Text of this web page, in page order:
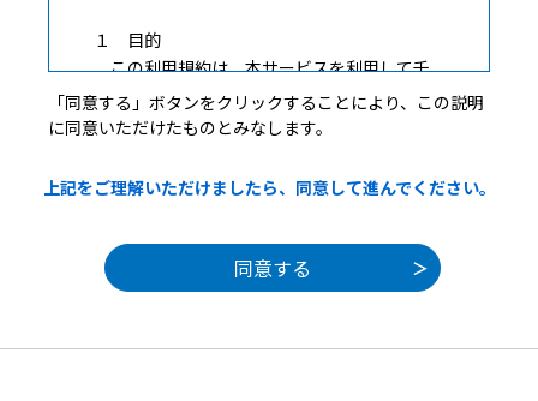
１ 目的
この利用規約は、本サービスを利用して千
葉県、千葉県内の市町及び指定管理者に対す
る電子申請を行うために必要な事項を定める
２ 用語の定義
本サービスを利用して、申請・届出など
の行政手続等を行うこと。
「同意する」ボタンをクリックすることにより、この説明
に同意いただけたものとみなします。
上記をご理解いただけましたら、同意して進んでください。